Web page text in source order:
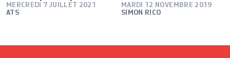
MERCREDI 7 JUILLET 2021
ATS
MARDI 12 NOVEMBRE 2019
SIMON RICO